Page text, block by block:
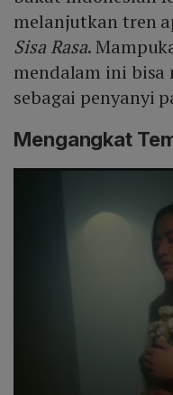
melanjutkan tren
Sisa Rasa.
mendalam ini
sebagai penyanyi
Mengangkat